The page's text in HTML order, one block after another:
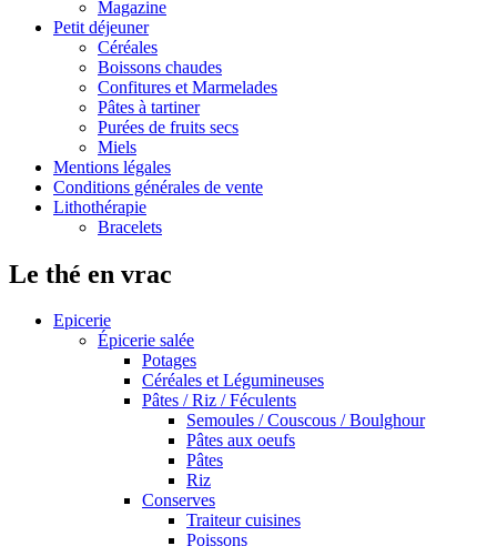
Magazine
Petit déjeuner
Céréales
Boissons chaudes
Confitures et Marmelades
Pâtes à tartiner
Purées de fruits secs
Miels
Mentions légales
Conditions générales de vente
Lithothérapie
Bracelets
Le thé en vrac
Epicerie
Épicerie salée
Potages
Céréales et Légumineuses
Pâtes / Riz / Féculents
Semoules / Couscous / Boulghour
Pâtes aux oeufs
Pâtes
Riz
Conserves
Traiteur cuisines
Poissons